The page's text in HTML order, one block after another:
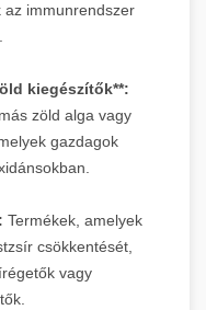
immunrendszer
kiegészítők**:
zöld alga vagy
gazdagok
Termékek, amelyek
csökkentését,
vagy